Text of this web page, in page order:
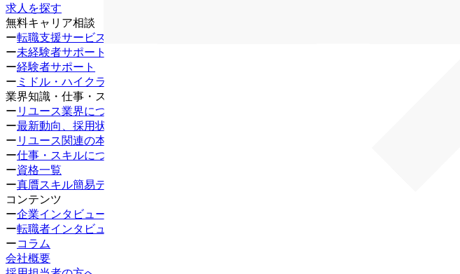
求人を探す
無料キャリア相談
ー転職支援サービス
ー未経験者サポート
ー経験者サポート
ー ミドル・ハイクラス
業界知識・仕事・スキル
ー リユース業界について知る
ー最新動向、採用状況
ー リユース関連の本
ー仕事・スキルについて知る
ー資格一覧
ー真贋スキル簡易テスト
コンテンツ
ー企業インタビュー
ー転職者インタビュー
ーコラム
会社概要